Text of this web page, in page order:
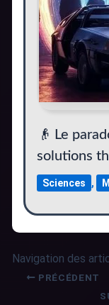
👴 Le
solutions
Sciences ,
Navigation des
PRÉCÉDENT